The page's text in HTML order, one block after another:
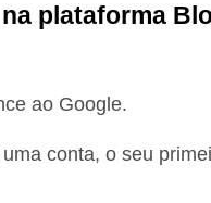
plataforma
ao Google.
conta, o seu